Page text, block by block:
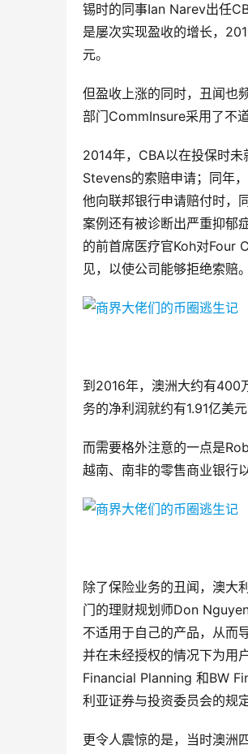
锡时的同事Ian Narev出任
是屡次实现盈收的增长，
元。
但盈收上涨的同时，丑闻也
部门CommInsure采用了不
2014年，CBA以在投保时
Stevens的索赔申请；同年
他向联邦银行申请赔付时，
案例还有被诊断出严重抑郁
的前首席医疗官Koh对Four
见，以使公司能够拒绝索赔。
到2016年，澳洲大约有400
务的净利润就约有1.91亿美
而需要格外注意的一点是
越南、南非的零售商业银行
除了保险业务的丑闻，澳大
门的理财规划师Don
不适用于自己的产品，从而
并在未经授权的情况下为用
Financial Planning 和BW
利亚证券与投资委员会的规
更令人震惊的是，当时澳洲